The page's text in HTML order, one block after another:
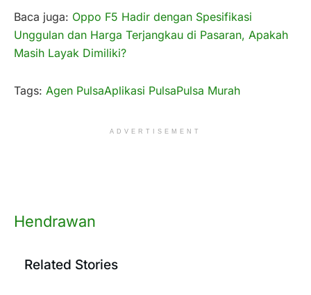
Baca juga: Oppo F5 Hadir dengan Spesifikasi
Unggulan dan Harga Terjangkau di Pasaran, Apakah
Masih Layak Dimiliki?
Tags: Agen PulsaAplikasi PulsaPulsa Murah
ADVERTISEMENT
Hendrawan
Related Stories